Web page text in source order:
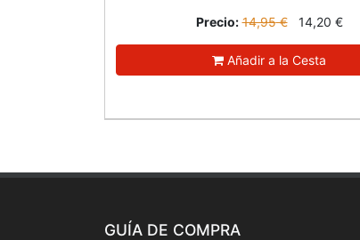
Precio: 14,95€ 14,20 €
Añadir a la Cesta
GUÍA DE COMPRA